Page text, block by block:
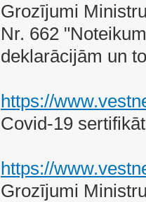
Grozījumi
Nr. 662
deklarācijām un
https://
Covid-19
https://
Grozījumi